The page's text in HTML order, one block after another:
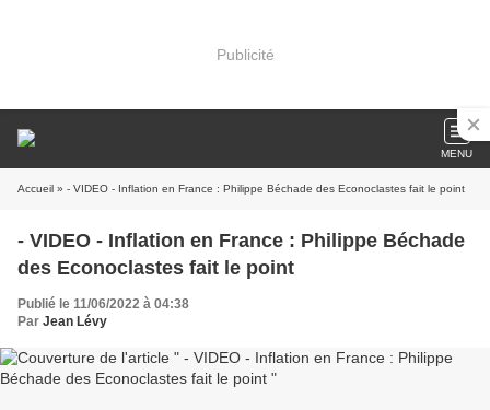
Publicité
MENU
Accueil » - VIDEO - Inflation en France : Philippe Béchade des Econoclastes fait le point
- VIDEO - Inflation en France : Philippe Béchade
des Econoclastes fait le point
Publié le 11/06/2022 à 04:38
Par Jean Lévy